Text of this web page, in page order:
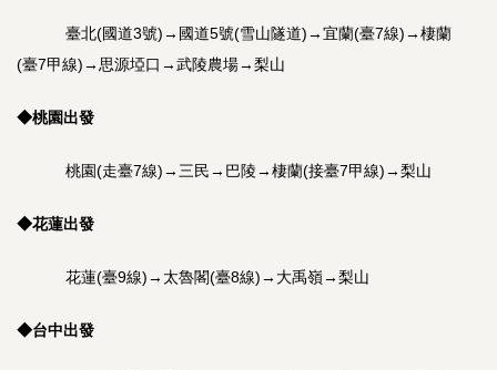
臺北(國道3號)→國道5號(雪山隧道)→宜蘭(臺7線)→棲蘭
(臺7甲線)→思源埡口→武陵農場→梨山
◆桃園出發
桃園(走臺7線)→三民→巴陵→棲蘭(接臺7甲線)→梨山
◆花蓮出發
花蓮(臺9線)→太魯閣(臺8線)→大禹嶺→梨山
◆台中出發